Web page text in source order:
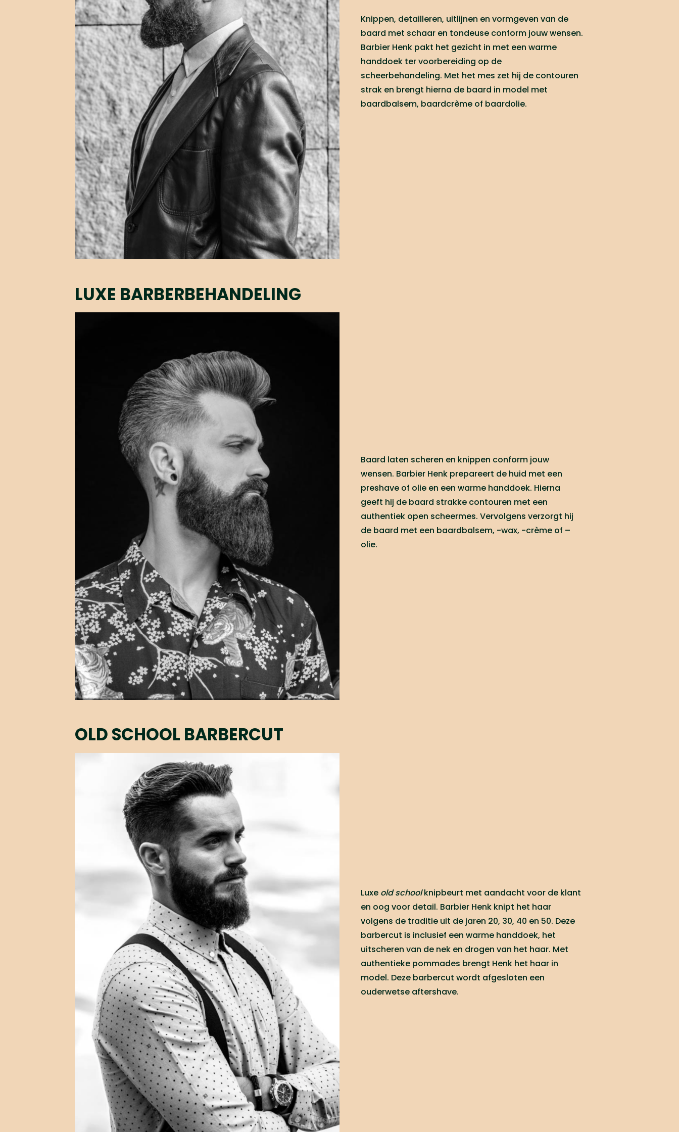
Knippen, detailleren, uitlijnen en vormgeven van de
baard met schaar en tondeuse conform jouw wensen.
Barbier Henk pakt het gezicht in met een warme
handdoek ter voorbereiding op de
scheerbehandeling. Met het mes zet hij de contouren
strak en brengt hierna de baard in model met
baardbalsem, baardcrème of baardolie.
LUXE BARBERBEHANDELING
Baard laten scheren en knippen conform jouw
wensen. Barbier Henk prepareert de huid met een
preshave of olie en een warme handdoek. Hierna
geeft hij de baard strakke contouren met een
authentiek open scheermes. Vervolgens verzorgt hij
de baard met een baardbalsem, -wax, -crème of –
olie.
OLD SCHOOL BARBERCUT
Luxe old schoolknipbeurt met aandacht voor de klant
en oog voor detail. Barbier Henk knipt het haar
volgens de traditie uit de jaren 20, 30, 40 en 50. Deze
barbercut is inclusief een warme handdoek, het
uitscheren van de nek en drogen van het haar. Met
authentieke pommades brengt Henk het haar in
model. Deze barbercut wordt afgesloten een
ouderwetse aftershave.